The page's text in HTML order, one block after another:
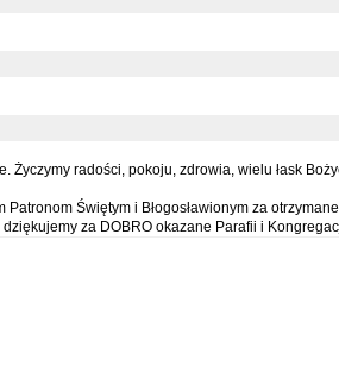
radości, pokoju, zdrowia, wielu łask
Świętym i Błogosławionym za
za DOBRO okazane Parafii i